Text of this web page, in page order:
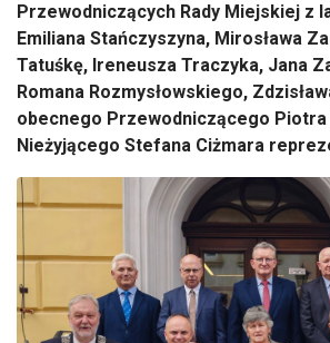
Przewodniczących Rady Miejskiej z
Emiliana Stańczyszyna, Mirosława
Tatuśkę, Ireneusza Traczyka, Jana
Romana Rozmysłowskiego,
obecnego Przewodniczącego Piotra
Nieżyjącego Stefana Ciżmara